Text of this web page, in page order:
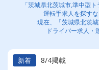
「茨城県北茨城市,準中型
運転手求人を探すな
現在、「茨城県北茨
ドライバー求人・
新着
8/4掲載